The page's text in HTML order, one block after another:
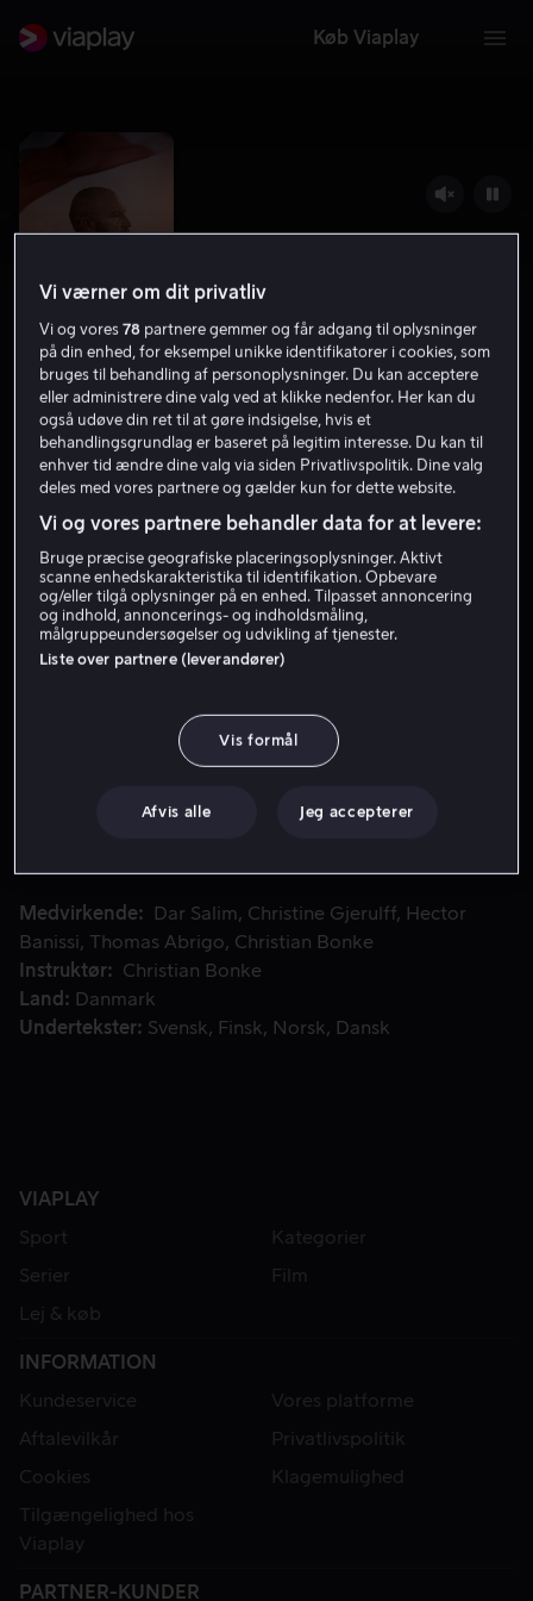
Køb Viaplay
Herkules Falder
6.4 Drama 2025 1 t. 39 min
11 år
HD
Lej 59 kr
Køb 129 kr
Se trailer
Youssef, en kampslidt veteran, hjemsøges af
Youssef, en kampslidt veteran, hjemsøges af
udfordringer. Han sendes til et rehabiliteringscenter,
med andre veteraner og går i terapi.
Medvirkende
Dar Salim Christine Gjerulff
Hector
Banissi
Thomas Abrigo
Christian Bonke
Instruktør
Christian Bonke
Land
Danmark
Undertekster
Svensk Finsk Norsk Dansk
VIAPLAY
Sport
Kategorier
Serier
Film
Lej & køb
INFORMATION
Kundeservice
Vores platforme
Aftalevilkår
Privatlivspolitik
Cookies
Klagemulighed
Tilgængelighed hos
Viaplay
PARTNER-KUNDER
Vi værner om dit privatliv
Vi og vores78 partnere gemmer og får adgang til oplysninger
på din enhed, for eksempel unikke identifikatorer i cookies, som
bruges til behandling af personoplysninger. Du kan acceptere
eller administrere dine valg ved at klikke nedenfor. Her kan du
også udøve din ret til at gøre indsigelse, hvis et
behandlingsgrundlag er baseret på legitim interesse. Du kan til
enhver tid ændre dine valg via siden Privatlivspolitik. Dine valg
deles med vores partnere og gælder kun for dette website.
Vi og vores partnere behandler data for at levere:
Bruge præcise geografiske placeringsoplysninger. Aktivt
scanne enhedskarakteristika til identifikation. Opbevare
og/eller tilgå oplysninger på en enhed. Tilpasset annoncering
og indhold, annoncerings- og indholdsmåling,
målgruppeundersøgelser og udvikling af tjenester.
Liste over partnere (leverandører)
Vis formål
Afvis alle Jeg accepterer